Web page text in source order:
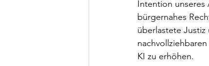
Intention unseres
bürgernahes
überlastete
KI zu erhöhen.